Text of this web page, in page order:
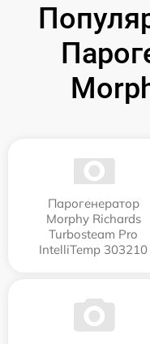
Парогенератор
Morphy Richards
Turbosteam Pro
IntelliTemp 303210